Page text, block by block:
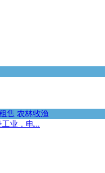
售 农林牧渔
业，电...